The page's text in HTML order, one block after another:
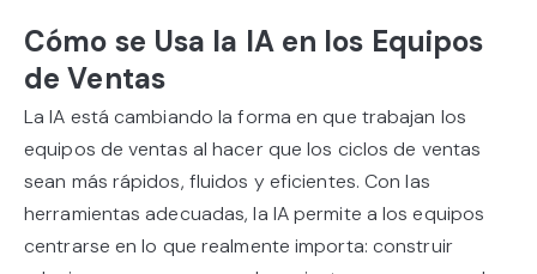
Cómo se Usa la IA en los Equipos
de Ventas
La IA está cambiando la forma en que trabajan los
equipos de ventas al hacer que los ciclos de ventas
sean más rápidos, fluidos y eficientes. Con las
herramientas adecuadas, la IA permite a los equipos
centrarse en lo que realmente importa: construir